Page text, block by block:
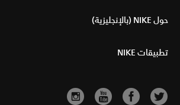
حول NIKE (بالإنجليزية)
تطبيقات NIKE